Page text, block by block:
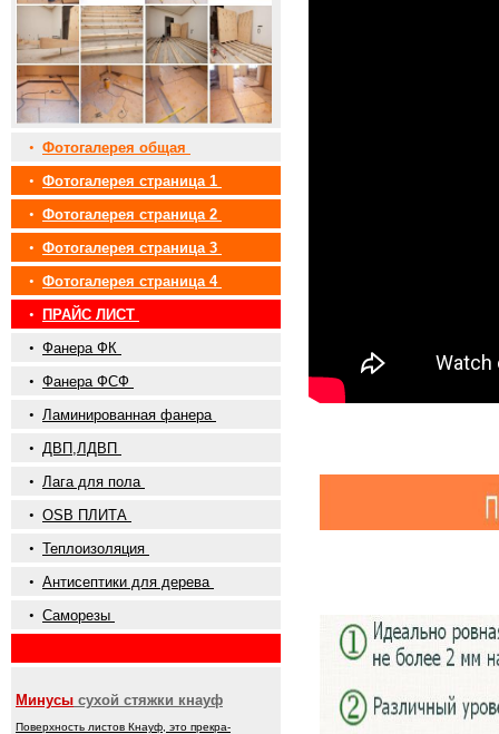
• Фотогалерея общая
• Фотогалерея страница 1
• Фотогалерея страница 2
• Фотогалерея страница 3
• Фотогалерея страница 4
•
ПРАЙС ЛИСТ
• Фанера ФК
• Фанера ФСФ
• Ламинированная фанера
• ДВП,ЛДВП
• Лага для пола
• OSB ПЛИТА
• Теплоизоляция
• Антисептики для дерева
• Саморезы
Минусы сухой стяжки кнауф
Поверхность листов Кнауф, это прекра-